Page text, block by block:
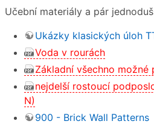
Učební materiály a pár
Ukázky klasických úloh
Voda v rourách
Základní všechno možné
nejdelší rostoucí
N)
900 - Brick Wall Patterns